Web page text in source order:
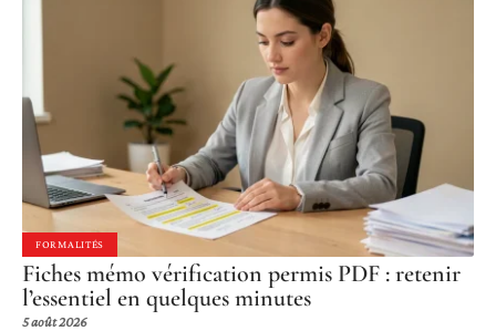
FORMALITÉS
Fiches mémo vérification permis PDF : retenir
l’essentiel en quelques minutes
5 août 2026